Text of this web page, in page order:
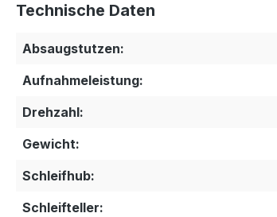
Technische Daten
Absaugstutzen:
Aufnahmeleistung:
Drehzahl:
Gewicht:
Schleifhub:
Schleifteller: